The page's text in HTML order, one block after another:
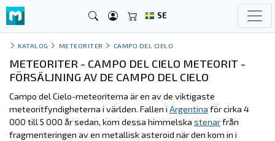
SE
KATALOG METEORITER CAMPO DEL CIELO
METEORITER - CAMPO DEL CIELO METEORIT -
FÖRSÄLJNING AV DE CAMPO DEL CIELO
Campo del Cielo-meteoriterna är en av de viktigaste
meteoritfyndigheterna i världen. Fallen i Argentina för cirka 4
000 till 5 000 år sedan, kom dessa himmelska stenarfrån
fragmenteringen av en metallisk asteroid när den kom in i